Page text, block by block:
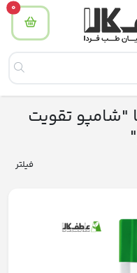
0
تقویت
فیلتر